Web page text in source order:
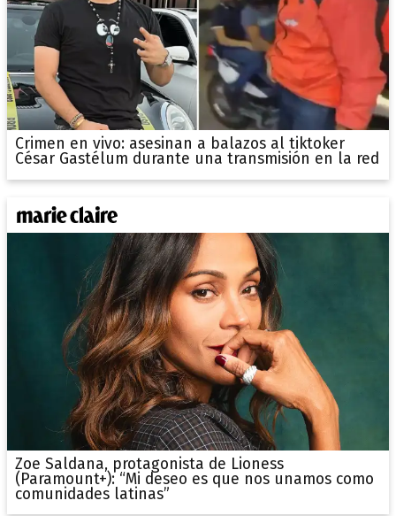
Crimen en vivo: asesinan a balazos al tiktoker
César Gastélum durante una transmisión en la red
Zoe Saldana, protagonista de Lioness
(Paramount+): “Mi deseo es que nos unamos como
comunidades latinas”